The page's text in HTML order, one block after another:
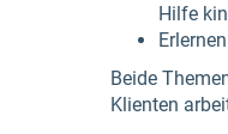
Hilfe
Beide
Klienten